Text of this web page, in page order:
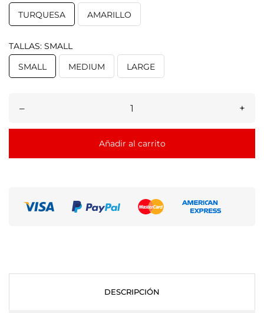
TURQUESA
AMARILLO
TALLAS: SMALL
SMALL
MEDIUM LARGE
– +
Añadir al carrito
DESCRIPCIÓN